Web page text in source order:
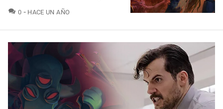
0 COMENTARIOS
HACE UN AÑO